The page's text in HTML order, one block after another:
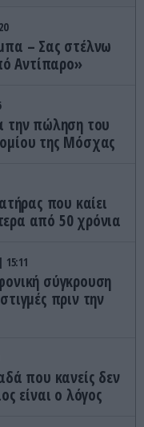
– Σας στέλνω
Αντίπαρο»
την πώληση του
της Μόσχας
που καίει
από 50 χρόνια
15:11
σύγκρουση
πριν την
που κανείς δεν
είναι ο λόγος